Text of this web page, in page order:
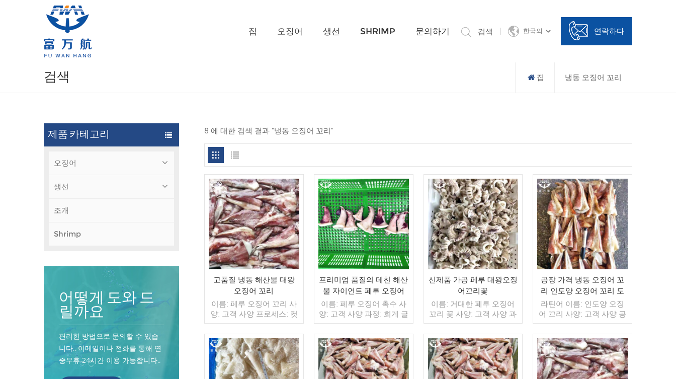
집 오징어 생선 SHRIMP 문의하기 검색 한국의 연락하다
검색 집 냉동 오징어 꼬리
제품 카테고리
오징어
생선
조개
Shrimp
어떻게 도와 드
릴까요
편리한 방법으로 문의할 수 있습
니다.. 이메일이나 전화를 통해 연
중무휴 24시간 이용 가능합니다..
8 에 대한 검색 결과 "냉동 오징어 꼬리"
고품질 냉동 해산물 대왕
오징어 꼬리
이름: 페루 오징어 꼬리 사
양: 고객 사양 프로세스: 컷
유약: BQF 40%(맞춤형) 포
장: 1kg / 가방, 10kg / 짠
가방 (맞춤형) 판매 모델: 도
매/수출 min. 주문: 20피트
컨테이너 / 40피트 컨테이
너 지불: 보자마자 TT / С확
더 읽기
프리미엄 품질의 데친 해산
물 자이언트 페루 오징어
꼬리
이름: 페루 오징어 촉수 사
양: 고객 사양 과정: 희게 글
레이징: IQF 40%(맞춤형)
포장: 1kg / 가방, 10kg / 짠
가방 (맞춤형) 판매 모델: 도
매/수출 최소. 주문: 20피트
컨테이너 / 40피트 컨테이
너 지불: 보자마자 TT / С확
더 읽기
신제품 가공 페루 대왕오징
어꼬리꽃
이름: 거대한 페루 오징어
꼬리 꽃 사양: 고객 사양 과
정: 삶은,컷 유약: BQF 40%
(맞춤형) 포장: 1kg / 가방,
10kg / 짠 가방 (맞춤형) 판
매 모델: 도매/수출 최소.
주문: 20피트 컨테이너 /
40피트 컨테이너 지불: 보
더 읽기
공장 가격 냉동 오징어 꼬
리 인도양 오징어 꼬리 도
매
라틴어 이름: 인도양 오징
어 꼬리 사양: 고객 사양 공
정: 컷 글레이징: BQF 40%
(맞춤형) 포장: 1kg / 백,
10kg / 우븐 백 (맞춤형) 판
매 모델: 도매/수출 최소 주
문: 20피트 컨테이너 / 40
피트 컨테이너 지불: TT /
더 읽기